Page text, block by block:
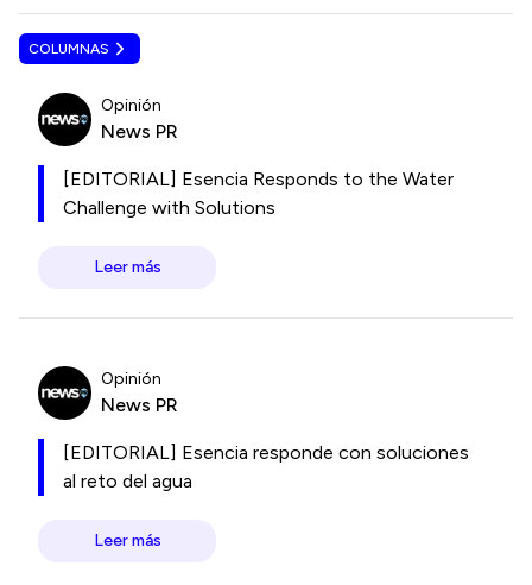
COLUMNAS
Opinión
News PR
[EDITORIAL] Esencia Responds to the Water
Challenge with Solutions
Leer más
Opinión
News PR
[EDITORIAL] Esencia responde con soluciones
al reto del agua
Leer más